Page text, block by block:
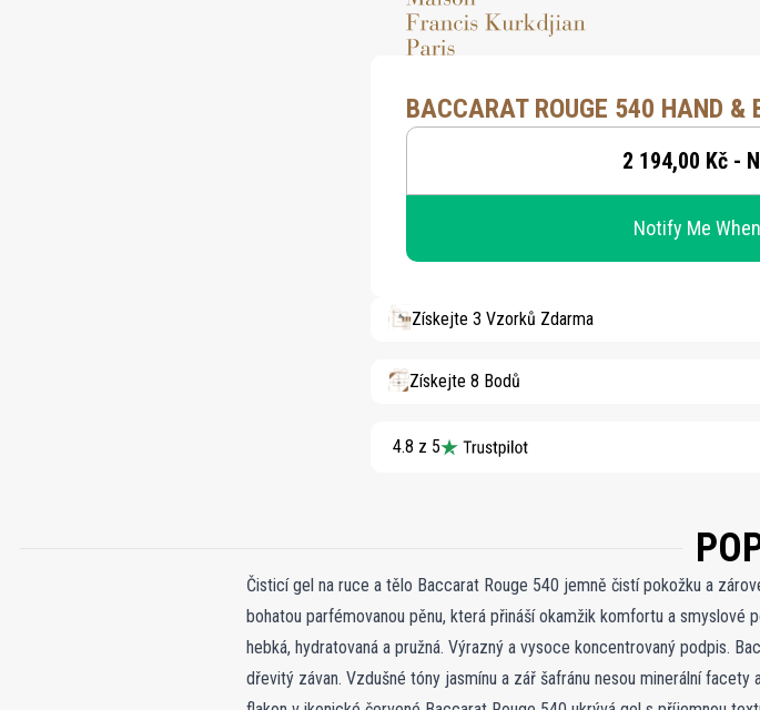
BACCARAT ROUGE 540 HAND &
2 194,00 Kč -
Notify Me
Získejte 3 Vzorků Zdarma
Získejte 8 Bodů
4.8 z 5
Čisticí gel na ruce a tělo Baccarat Rouge 540 jemně čistí pokožku a
bohatou parfémovanou pěnu, která přináší okamžik komfortu a
hebká, hydratovaná a pružná. Výrazný a vysoce koncentrovaný podpis.
dřevitý závan. Vzdušné tóny jasmínu a zář šafránu nesou minerální